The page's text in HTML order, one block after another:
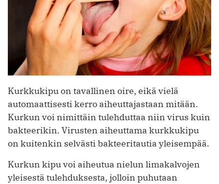
Kurkkukipu on tavallinen oire, eikä vielä
automaattisesti kerro aiheuttajastaan mitään.
Kurkun voi nimittäin tulehduttaa niin virus kuin
bakteerikin. Virusten aiheuttama kurkkukipu
on kuitenkin selvästi bakteeritautia yleisempää.
Kurkun kipu voi aiheutua nielun limakalvojen
yleisestä tulehduksesta, jolloin puhutaan